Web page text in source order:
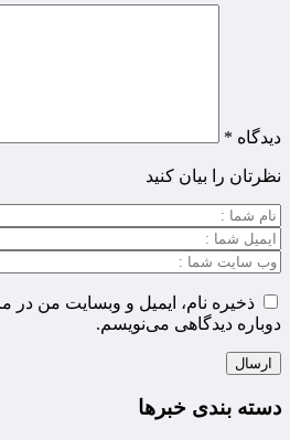
دیدگاه *
نظرتان را بیان کنید
ذخیره نام، ایمیل و وبسایت من در
دوباره دیدگاهی می‌نویسم.
دسته بندی خبرها